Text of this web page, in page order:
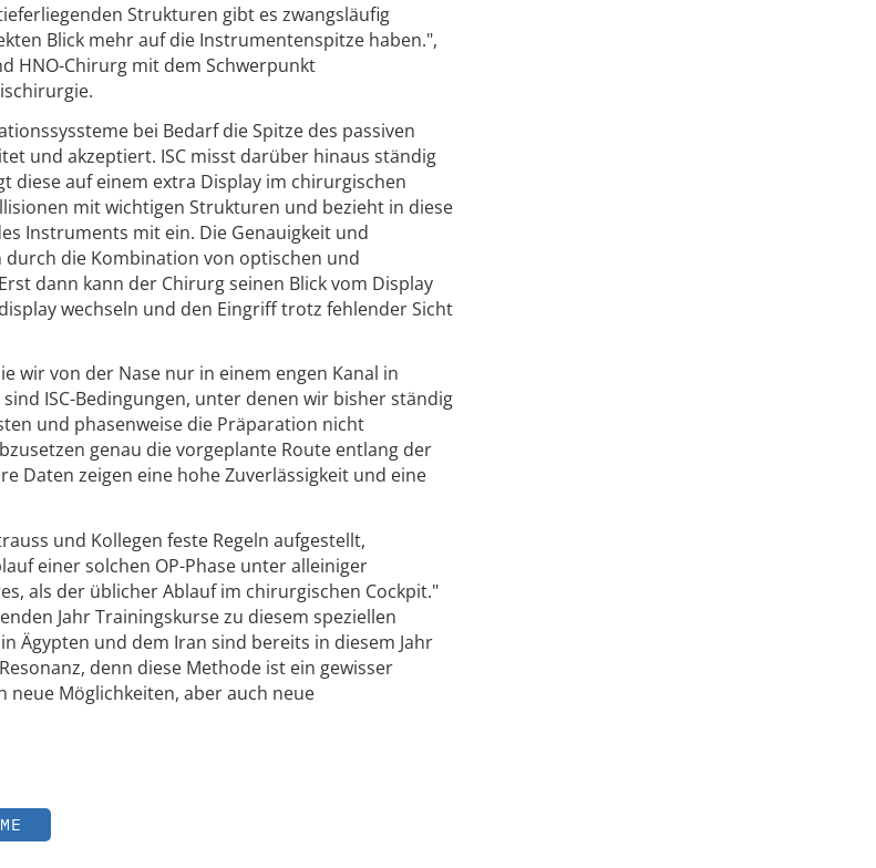
Strukturen gibt es zwangsläufig
Blick mehr auf die Instrumentenspitze haben.",
HNO-Chirurg mit dem Schwerpunkt
bei Bedarf die Spitze des passiven
und akzeptiert. ISC misst darüber hinaus ständig
diese auf einem extra Display im chirurgischen
mit wichtigen Strukturen und bezieht in diese
Instruments mit ein. Die Genauigkeit und
die Kombination von optischen und
dann kann der Chirurg seinen Blick vom Display
wechseln und den Eingriff trotz fehlender Sicht
wir von der Nase nur in einem engen Kanal in
ISC-Bedingungen, unter denen wir bisher ständig
und phasenweise die Präparation nicht
genau die vorgeplante Route entlang der
Daten zeigen eine hohe Zuverlässigkeit und eine
und Kollegen feste Regeln aufgestellt,
einer solchen OP-Phase unter alleiniger
als der üblicher Ablauf im chirurgischen Cockpit."
Jahr Trainingskurse zu diesem speziellen
Ägypten und dem Iran sind bereits in diesem Jahr
denn diese Methode ist ein gewisser
neue Möglichkeiten, aber auch neue